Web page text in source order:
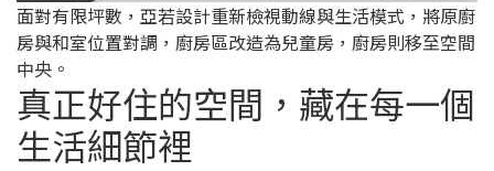
面對有限坪數，亞若設計重新檢視動線與生活模式，將原廚
房與和室位置對調，廚房區改造為兒童房，廚房則移至空間
中央。
真正好住的空間，藏在每一個
生活細節裡